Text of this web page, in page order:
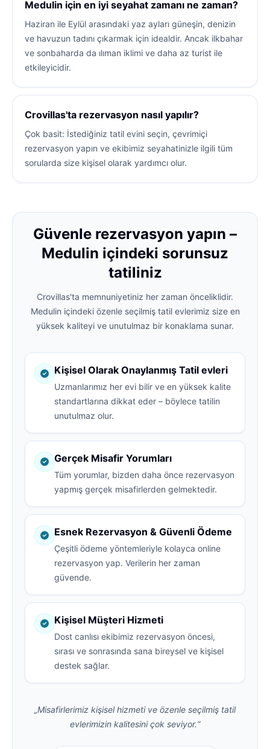
Medulin için en iyi seyahat zamanı ne zaman?
Haziran ile Eylül arasındaki yaz ayları güneşin, denizin
ve havuzun tadını çıkarmak için idealdir. Ancak ilkbahar
ve sonbaharda da ılıman iklimi ve daha az turist ile
etkileyicidir.
Crovillas'ta rezervasyon nasıl yapılır?
Çok basit: İstediğiniz tatil evini seçin, çevrimiçi
rezervasyon yapın ve ekibimiz seyahatinizle ilgili tüm
sorularda size kişisel olarak yardımcı olur.
Güvenle rezervasyon yapın –
Medulin içindeki sorunsuz
tatiliniz
Crovillas'ta memnuniyetiniz her zaman önceliklidir.
Medulin içindeki özenle seçilmiş tatil evlerimiz size en
yüksek kaliteyi ve unutulmaz bir konaklama sunar.
Kişisel Olarak Onaylanmış Tatil evleri
Uzmanlarımız her evi bilir ve en yüksek kalite
standartlarına dikkat eder – böylece tatilin
unutulmaz olur.
Gerçek Misafir Yorumları
Tüm yorumlar, bizden daha önce rezervasyon
yapmış gerçek misafirlerden gelmektedir.
Esnek Rezervasyon & Güvenli Ödeme
Çeşitli ödeme yöntemleriyle kolayca online
rezervasyon yap. Verilerin her zaman
güvende.
Kişisel Müşteri Hizmeti
Dost canlısı ekibimiz rezervasyon öncesi,
sırası ve sonrasında sana bireysel ve kişisel
destek sağlar.
„Misafirlerimiz kişisel hizmeti ve özenle seçilmiş tatil
evlerimizin kalitesini çok seviyor.“